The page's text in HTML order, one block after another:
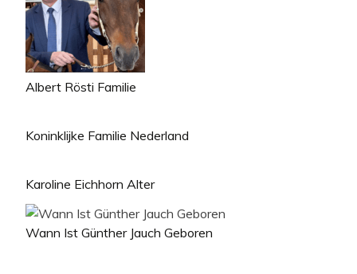
Albert Rösti Familie
Koninklijke Familie Nederland
Karoline Eichhorn Alter
Wann Ist Günther Jauch Geboren